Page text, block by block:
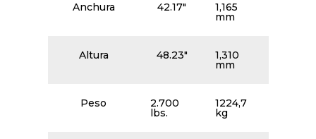
Anchura 42.17″ 1,165
mm
Altura 48.23″ 1,310
mm
Peso 2.700
lbs.
1224,7
kg